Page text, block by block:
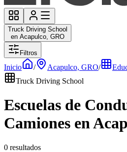
Truck Driving School
en Acapulco, GRO
Filtros
Inicio / Acapulco, GRO/
Truck Driving School
Escuelas de
Camiones en
0 resultados